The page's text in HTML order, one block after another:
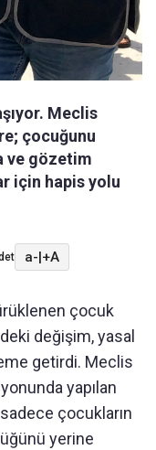
Meclis
çocuğunu
ve gözetim
için hapis yolu
a-|+A
çocuk
değişim, yasal
getirdi. Meclis
yapılan
çocukların
yerine